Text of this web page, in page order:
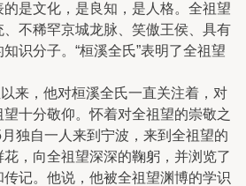
是文化，是良知，是人格。全祖望
不稀罕京城龙脉、笑傲王侯、具有
识分子。“桓溪全氏”表明了全祖望
来，他对桓溪全氏一直关注着，对
十分敬仰。怀着对全祖望的崇敬之
独自一人来到宁波，来到全祖望的
，向全祖望深深的鞠躬，并浏览了
记。他说，他被全祖望渊博的学识